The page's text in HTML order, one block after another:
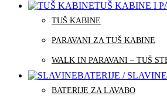
TUŠ KABINE I
TUŠ KABINE
PARAVANI ZA TUŠ KABINE
WALK IN PARAVANI – TUŠ
BATERIJE / SLAVINE
BATERIJE ZA LAVABO